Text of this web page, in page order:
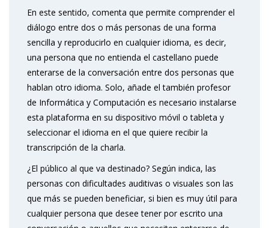
En este sentido, comenta que permite comprender el
diálogo entre dos o más personas de una forma
sencilla y reproducirlo en cualquier idioma, es decir,
una persona que no entienda el castellano puede
enterarse de la conversación entre dos personas que
hablan otro idioma. Solo, añade el también profesor
de Informática y Computación es necesario instalarse
esta plataforma en su dispositivo móvil o tableta y
seleccionar el idioma en el que quiere recibir la
transcripción de la charla.
¿El público al que va destinado? Según indica, las
personas con dificultades auditivas o visuales son las
que más se pueden beneficiar, si bien es muy útil para
cualquier persona que desee tener por escrito una